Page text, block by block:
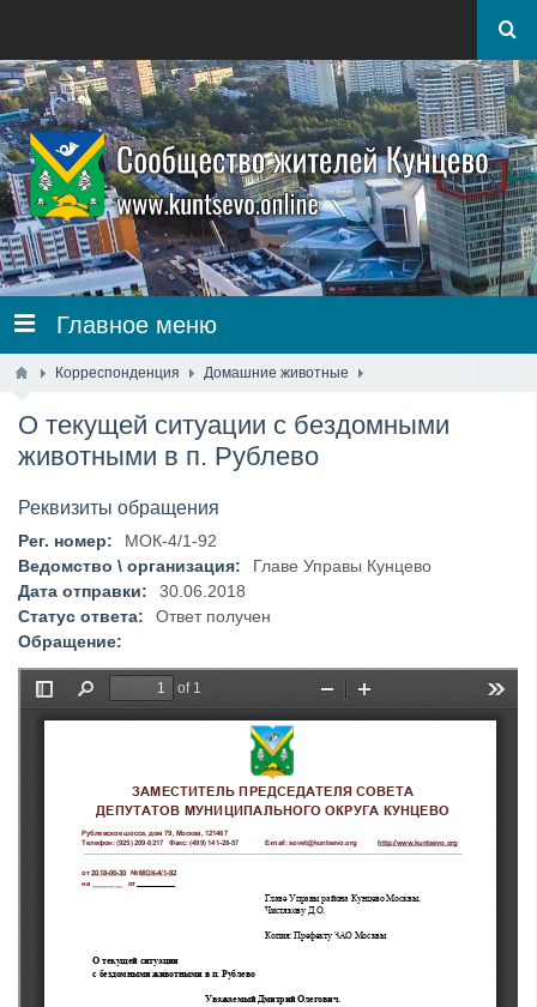
Главное меню
Корреспонденция Домашние животные
О текущей ситуации с бездомными
животными в п. Рублево
Реквизиты обращения
Рег. номер:
МОК-4/1-92
Ведомство \ организация:
Главе Управы Кунцево
Дата отправки:
30.06.2018
Статус ответа:
Ответ получен
Обращение: